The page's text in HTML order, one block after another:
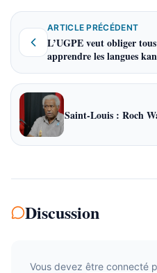
ARTICLE PRÉCÉDENT
L’UGPE veut obliger tous
apprendre les langues
Saint-Louis : Roch
Discussion
Vous devez être connecté